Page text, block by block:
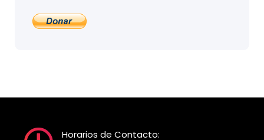
Horarios de Contacto: